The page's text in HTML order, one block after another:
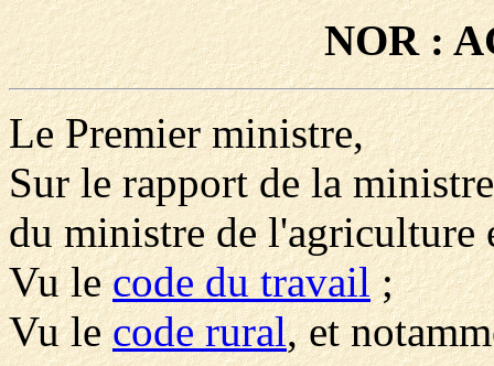
NOR :
Le Premier ministre,
Sur le rapport de la
du ministre de l'agriculture
Vu lecode du travail;
Vu lecode rural, et